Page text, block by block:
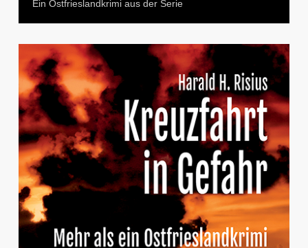
Ein Ostfrieslandkrimi aus der Serie